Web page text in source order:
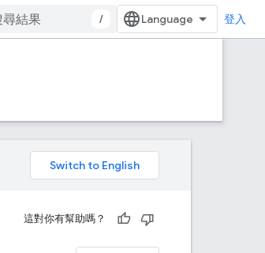
/ 登入
這對你有幫助嗎？